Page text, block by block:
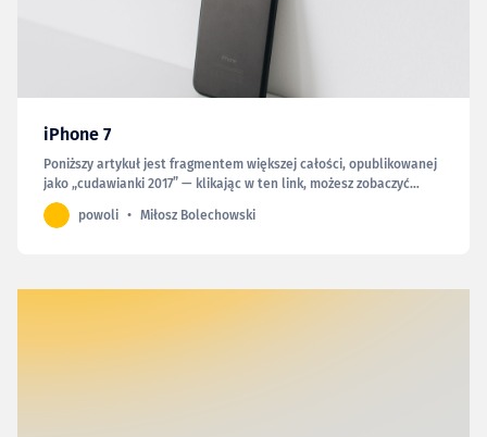
iPhone 7
Poniższy artykuł jest fragmentem większej całości, opublikowanej
jako „cudawianki 2017” — klikając w ten link, możesz zobaczyć
całość. Zacznę od rzeczy oczywistej. Nigdy nie pisałem na tej
stronie o swoich iPhone’ach. Żadnych „unboxingów”, „wrażeń po
powoli Miłosz Bolechowski